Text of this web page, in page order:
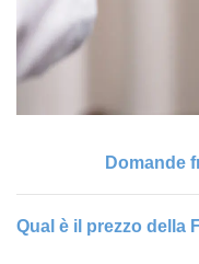
Domande
Qual è il prezzo della